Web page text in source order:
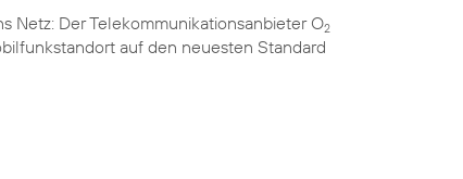
Netz: Der Telekommunikationsanbieter O2
auf den neuesten Standard